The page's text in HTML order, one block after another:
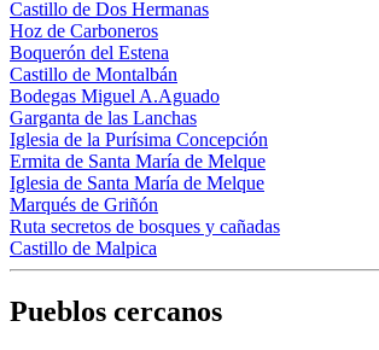
Castillo de Dos Hermanas
Hoz de Carboneros
Boquerón del Estena
Castillo de Montalbán
Bodegas Miguel A.Aguado
Garganta de las Lanchas
Iglesia de la Purísima Concepción
Ermita de Santa María de Melque
Iglesia de Santa María de Melque
Marqués de Griñón
Ruta secretos de bosques y cañadas
Castillo de Malpica
Pueblos cercanos